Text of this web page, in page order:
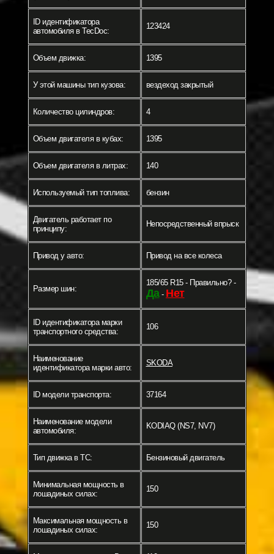
ID идентификатора
автомобиля в TecDoc:
123424
Объем движка: 1395
У этой машины тип кузова: вездеход закрытый
Количество цилиндров: 4
Объем двигателя в кубах: 1395
Объем двигателя в литрах: 140
Используемый тип топлива: бензин
Двигатель работает по
принципу:
Непосредственный впрыск
Привод у авто: Привод на все колеса
Размер шин:
185/65 R15 - Правильно? -
Да- Нет
ID идентификатора марки
транспортного средства:
106
Наименование
идентификатора марки авто:
SKODA
ID модели транспорта: 37164
Наименование модели
автомобиля:
KODIAQ (NS7, NV7)
Тип движка в ТС: Бензиновый двигатель
Минимальная мощность в
лошадиных силах:
150
Максимальная мощность в
лошадиных силах:
150